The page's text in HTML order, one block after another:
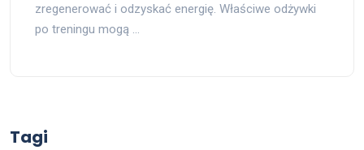
zregenerować i odzyskać energię. Właściwe odżywki
po treningu mogą …
Tagi